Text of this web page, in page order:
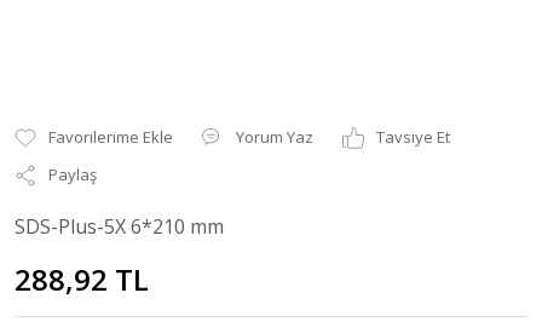
Yorum Yaz
Tavsiye Et
Paylaş
SDS-Plus-5X 6*210 mm
288,92 TL